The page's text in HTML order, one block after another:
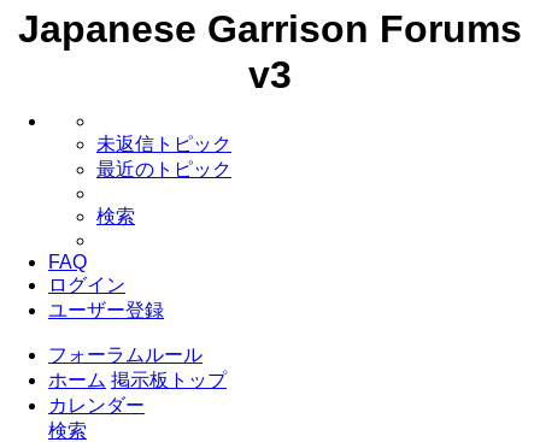
Japanese Garrison Forums
v3
未返信トピック
最近のトピック
検索
FAQ
ログイン
ユーザー登録
フォーラムルール
ホーム 掲示板トップ
カレンダー
検索